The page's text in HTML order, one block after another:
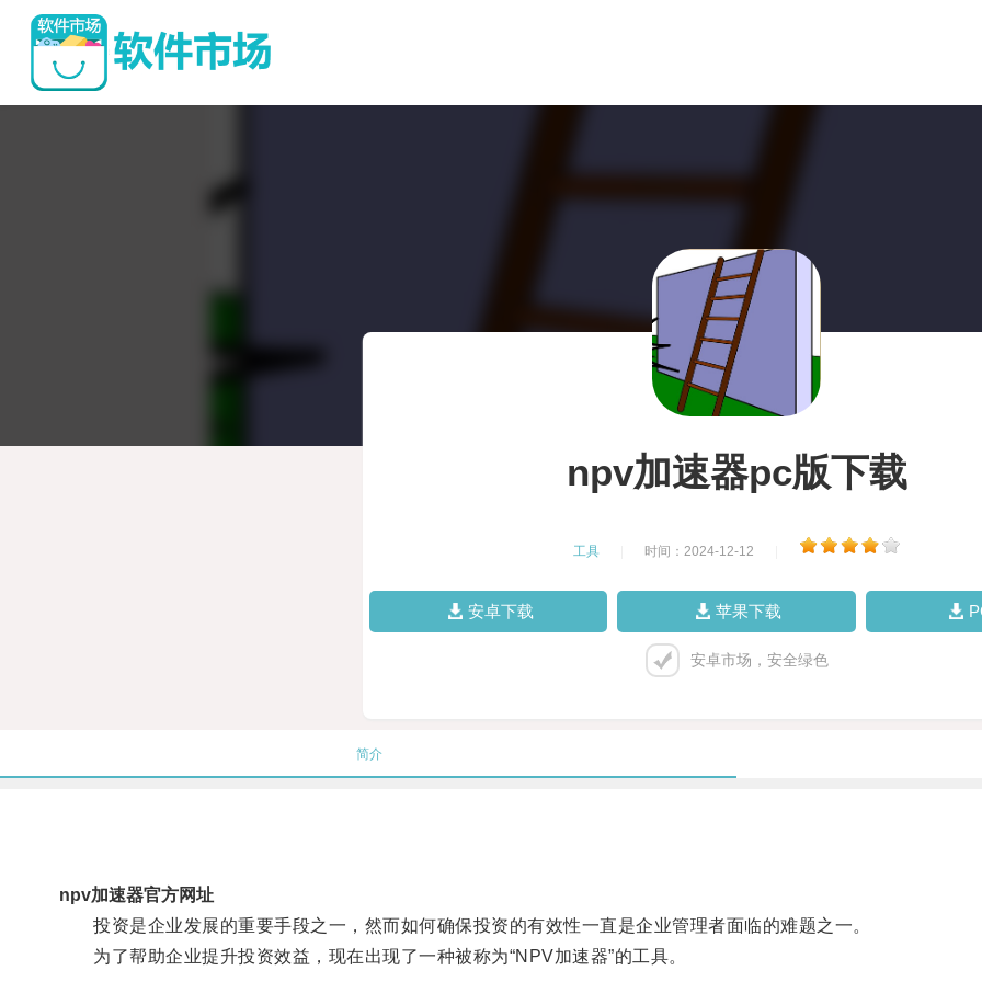
npv加速器pc版下载
工具 时间：2024-12-12
安卓下载 苹果下载
安卓市场，安全绿色
简介
npv加速器官方网址
投资是企业发展的重要手段之一，然而如何确保投资的有效性一直是企业管理者面临的难题之一。
为了帮助企业提升投资效益，现在出现了一种被称为“NPV加速器”的工具。